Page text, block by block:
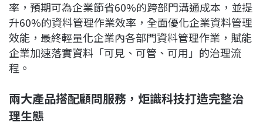
率，預期可為企業節省60%的跨部門溝通成本，並提
升60%的資料管理作業效率，全面優化企業資料管理
效能，最終輕量化企業內各部門資料管理作業，賦能
企業加速落實資料「可見、可管、可用」的治理流
程。
兩大產品搭配顧問服務，炬識科技打造完整治
理生態